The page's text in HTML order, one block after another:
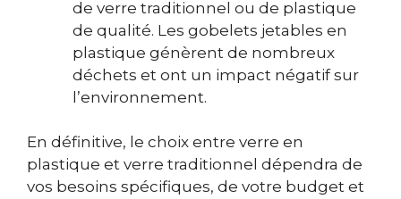
de verre traditionnel ou de plastique
de qualité. Les gobelets jetables en
plastique génèrent de nombreux
déchets et ont un impact négatif sur
l’environnement.
En définitive, le choix entre verre en
plastique et verre traditionnel dépendra de
vos besoins spécifiques, de votre budget et